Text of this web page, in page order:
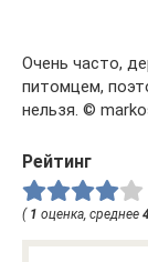
Очень часто,
питомцем,
нельзя. ©
Рейтинг
( 1 оценка, среднее